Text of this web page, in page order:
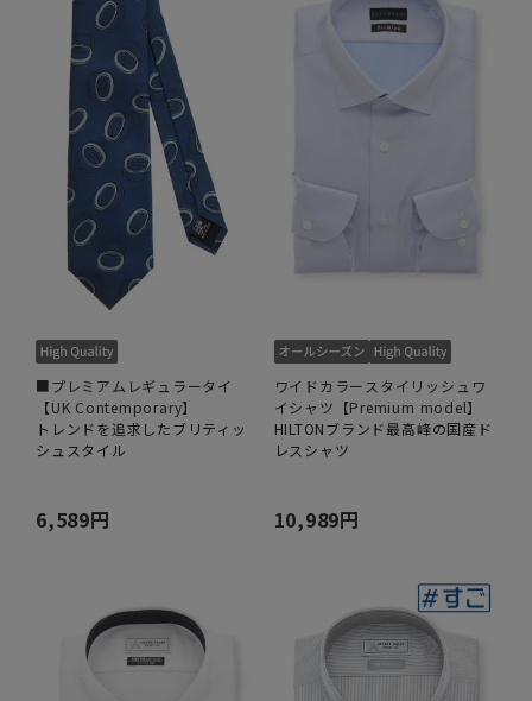
■プレミアムレギュラータイ
【UK Contemporary】
トレンドを追求したブリティッ
シュスタイル
6,589円
ワイドカラースタイリッシュワ
イシャツ【Premium model】
HILTONブランド最高峰の国産ド
レスシャツ
10,989円